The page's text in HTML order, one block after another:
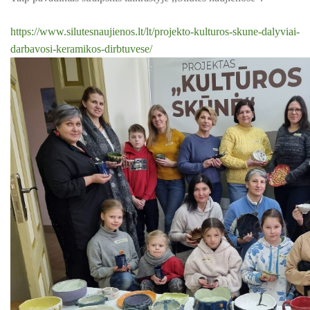
KULTŪROS MINISTERIJOS PROJEKTAS ''KODAS:
KPD PROJEKTAS ,,MAŽOSIOS LIETUVOS MOKYKLA-
KPD PROJEKTAS ,,MAŽOSIOS LIETUVOS MOKYKLA-
KPD PROJEKTAS ,,MAŽOSIOS LIETUVOS MOKYKLA-
KPD PROJEKTAS ,,MAŽOSIOS LIETUVOS MOKYKLA-
KPD PROJEKTAS ,,MAŽOSIOS LIETUVOS MOKYKLA-
KPD PROJEKTAS ,,MAŽOSIOS LIETUVOS MOKYKLA-
PROJEKTAS ,,KULTŪROS SKŪNĖ". Pavasario keramikos
PROJEKTAS ,,KULTŪROS SKŪNĖ". Keramikos dirbtuvėse-
KPD PROJEKTAS ,,MAŽOSIOS LIETUVOS MOKYKLA-
UNIKALUS VIETOVĖS VEIDAS", 2025 M. Konferencija-
atviras forumas
KPD PROJEKTAS ,,MAŽOSIOS LIETUVOS MOKYKLA-
UNIKALUS VIETOVĖS VEIDAS", 2025 M. Žygis ,,Senųjų
mokyklų keliais"
KPD PROJEKTAS ,,MAŽOSIOS LIETUVOS MOKYKLA-
UNIKALUS VIETOVĖS VEIDAS", 2025 M. Emalio meno
laboratorija
KPD PROJEKTAS ,,MAŽOSIOS LIETUVOS MOKYKLA-
UNIKALUS VIETOVĖS VEIDAS", 2025 M. ,,Šviesos
misterija"
KPD PROJEKTAS ,,MAŽOSIOS LIETUVOS MOKYKLA-
UNIKALUS VIETOVĖS VEIDAS", 2025 M. Lankstinukas,
https://www.silutesnaujienos.lt/lt/projekto-kulturos-skune-dalyviai-
darbavosi-keramikos-dirbtuvese/